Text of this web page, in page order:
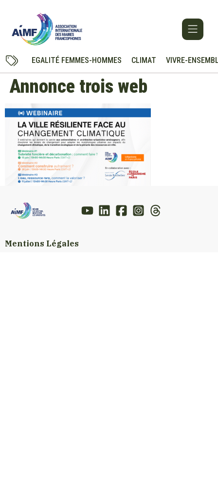
EGALITÉ FEMMES-HOMMES CLIMAT VIVRE-
Annonce trois web
Mentions Légales